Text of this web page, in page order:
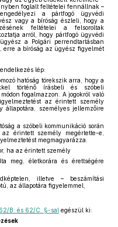
foglalt feltételei fennállnak –
a pártfogó ügyvédi
vagy a bíróság észleli, hogy a
feltételei a felsoroltak
arról, hogy pártfogó ügyvédi
a Polgári perrendtartásban
erre a bíróság az ügyész figyelmét
lép:
hatóság törekszik arra, hogy a
történő írásbeli és szóbeli
fogalmazzon. A jogokról való
az érintett személy
állapotára, személyes jellemzőire
a szóbeli kommunikáció során
érintett személy megértette-e,
megmagyarázza.
ha az érintett személy
meg, életkorára és érettségére
illetve – beszámítási
az állapotára figyelemmel,
62/B. és 62/C. §-sal egészül ki: